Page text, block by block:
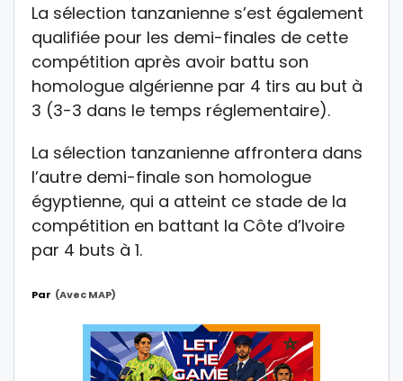
La sélection tanzanienne s’est également
qualifiée pour les demi-finales de cette
compétition après avoir battu son
homologue algérienne par 4 tirs au but à
3 (3-3 dans le temps réglementaire).
La sélection tanzanienne affrontera dans
l’autre demi-finale son homologue
égyptienne, qui a atteint ce stade de la
compétition en battant la Côte d’Ivoire
par 4 buts à 1.
Par (avec MAP)